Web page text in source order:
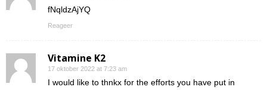
fNqldzAjYQ
Reageer
Vitamine K2
17 oktober 2022 at 7:23 am
I would like to thnkx for the efforts you have put in